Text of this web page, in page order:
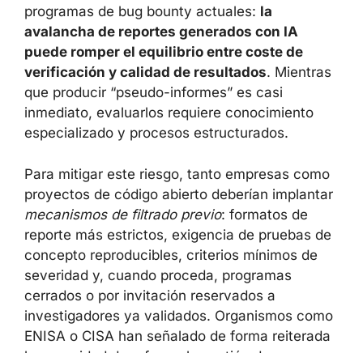
programas de bug bounty actuales: la
avalancha de reportes generados con IA
puede romper el equilibrio entre coste de
verificación y calidad de resultados. Mientras
que producir “pseudo-informes” es casi
inmediato, evaluarlos requiere conocimiento
especializado y procesos estructurados.
Para mitigar este riesgo, tanto empresas como
proyectos de código abierto deberían implantar
mecanismos de filtrado previo: formatos de
reporte más estrictos, exigencia de pruebas de
concepto reproducibles, criterios mínimos de
severidad y, cuando proceda, programas
cerrados o por invitación reservados a
investigadores ya validados. Organismos como
ENISA o CISA han señalado de forma reiterada